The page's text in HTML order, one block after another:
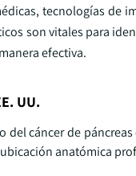
tecnologías de
son vitales para
efectiva.
UU.
cáncer de
anatómica